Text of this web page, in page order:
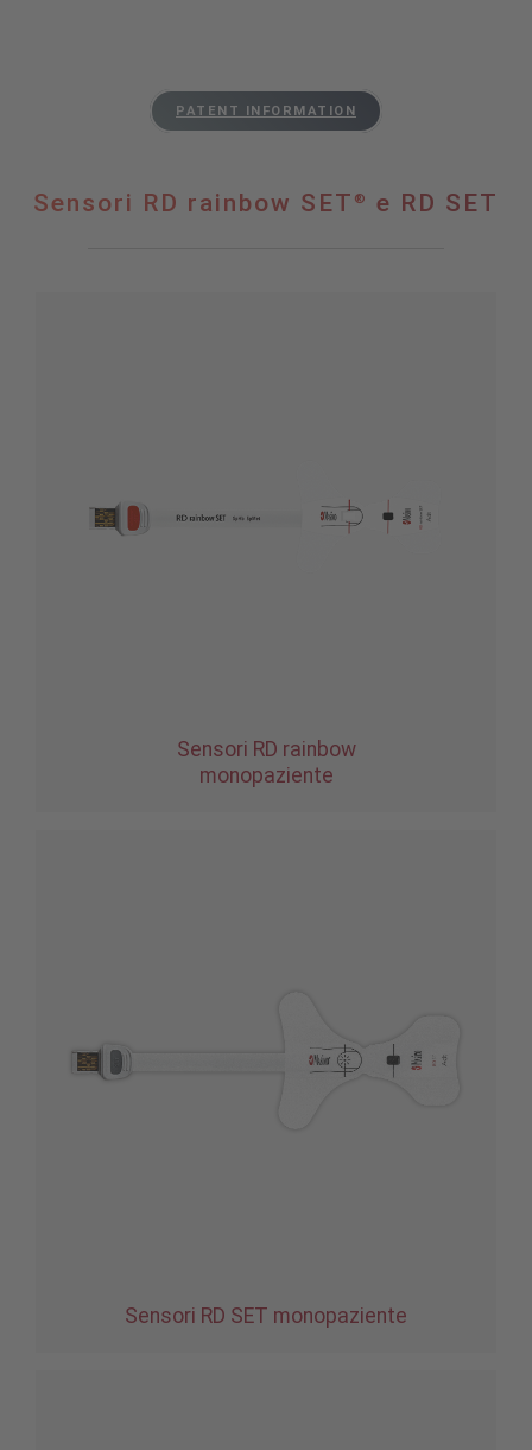
PATENT INFORMATION
Sensori RD rainbow SET ® e RD SET
Sensori RD rainbow
monopaziente
Sensori RD SET monopaziente